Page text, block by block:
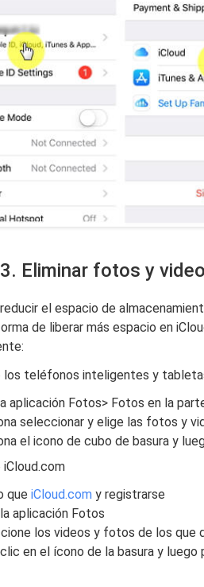
Eliminar fotos y
el espacio de
de liberar más espacio en
los teléfonos inteligentes y
aplicación Fotos> Fotos en la
seleccionar y elige las fotos y
el icono de cubo de basura y
iCloud.com
que iCloud.com y registrarse
aplicación Fotos
los videos y fotos de los que
clic en el ícono de la basura y